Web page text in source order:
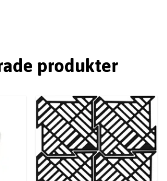
produkter